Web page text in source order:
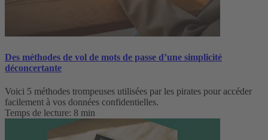
Des méthodes de vol de mots de passe d’une simplicité
déconcertante
Voici 5 méthodes trompeuses utilisées par les pirates pour accéder
facilement à vos données confidentielles.
Temps de lecture: 8 min